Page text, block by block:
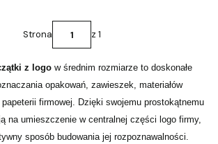
Strona z 1
z logo w średnim rozmiarze to doskonałe
opakowań, zawieszek, materiałów
firmowej. Dzięki swojemu prostokątnemu
na umieszczenie w centralnej części logo firmy,
sposób budowania jej rozpoznawalności.